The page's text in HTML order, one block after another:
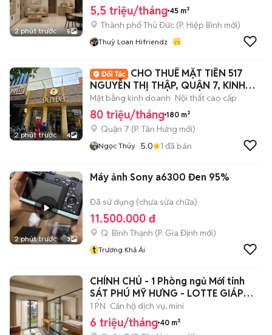
2 phút trước 5
5,5 triệu/tháng 45 m²
Thành phố Thủ Đức (P. Hiệp Bình mới)
Thuỳ Loan Hifriendz
2 phút trước 4
CHO THUÊ MẶT TIỀN 517
NGUYỄN THỊ THẬP, QUẬN 7, KINH
DOANH TỰ DO
Mặt bằng kinh doanh Nội thất cao cấp
80 triệu/tháng 180 m²
Quận 7 (P. Tân Hưng mới)
Ngọc Thúy 5.0 1 đã bán
2 phút trước 3
Máy ảnh Sony a6300 Đen 95%
Đã sử dụng (chưa sửa chữa)
11.500.000 đ
Q. Bình Thạnh (P. Gia Định mới)
t Trương Khả Ái
CHÍNH CHỦ - 1 Phòng ngủ Mới tinh
SÁT PHÚ MỸ HƯNG - LOTTE GIÁP
KÊNH TẺ
1 PN Căn hộ dịch vụ, mini
6 triệu/tháng 40 m²